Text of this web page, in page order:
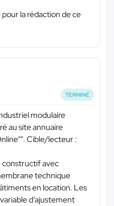
la rédaction de ce
TERMINÉ
modulaire
au site annuaire
Cible/lecteur :
constructif avec
technique
en location. Les
d’ajustement